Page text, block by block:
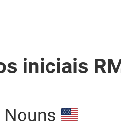
iniciais
Nouns